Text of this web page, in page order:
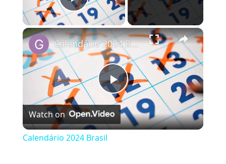
Play Video
×
Play Video
Calendário 2024 Brasil
Watch on
Calendário 2024 Brasil